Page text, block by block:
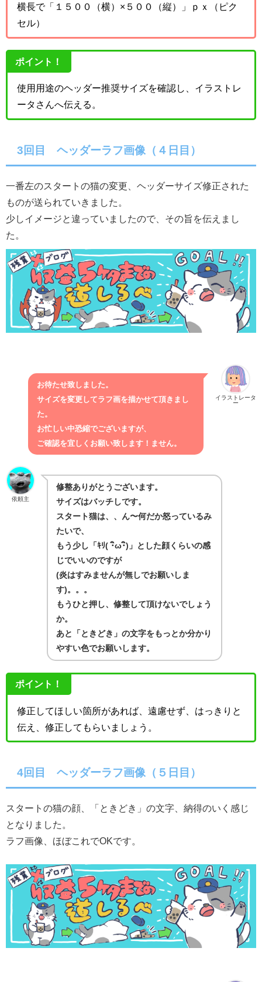
横長で「１５００（横）×５００（縦）」ｐｘ（ピク
セル）
ポイント！
使用用途のヘッダー推奨サイズを確認し、イラストレ
ータさんへ伝える。
3回目 ヘッダーラフ画像（４日目）
一番左のスタートの猫の変更、ヘッダーサイズ修正された
ものが送られていきました。
少しイメージと違っていましたので、その旨を伝えまし
た。
イラストレータ
ー
お待たせ致しました。
サイズを変更してラフ画を描かせて頂きまし
た。
お忙しい中恐縮でございますが、
ご確認を宜しくお願い致します！ません。
依頼主
修整ありがとうございます。
サイズはバッチしです。
スタート猫は、、ん〜何だか怒っているみ
たいで、
もう少し「ｷﾘ( ･ิω･ิ)」とした顔くらいの感
じでいいのですが
(炎はすみませんが無しでお願いしま
す)。。。
もうひと押し、修整して頂けないでしょう
か。
あと「ときどき」の文字をもっとか分かり
やすい色でお願いします。
ポイント！
修正してほしい箇所があれば、遠慮せず、はっきりと
伝え、修正してもらいましょう。
4回目 ヘッダーラフ画像（５日目）
スタートの猫の顔、「ときどき」の文字、納得のいく感じ
となりました。
ラフ画像、ほぼこれでOKです。